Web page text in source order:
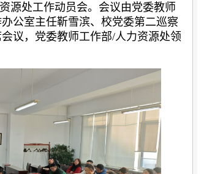
源处工作动员会。会议由党委教师
公室主任靳雪滨、校党委第二巡察
议，党委教师工作部/人力资源处领